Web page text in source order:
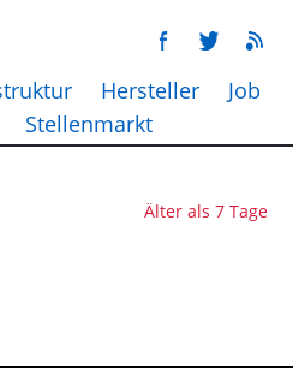
Hersteller
Job
Stellenmarkt
Älter als 7 Tage